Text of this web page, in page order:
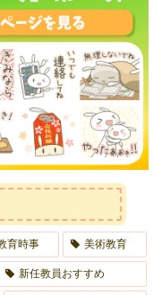
育時事 美術教育
新任教員おすすめ